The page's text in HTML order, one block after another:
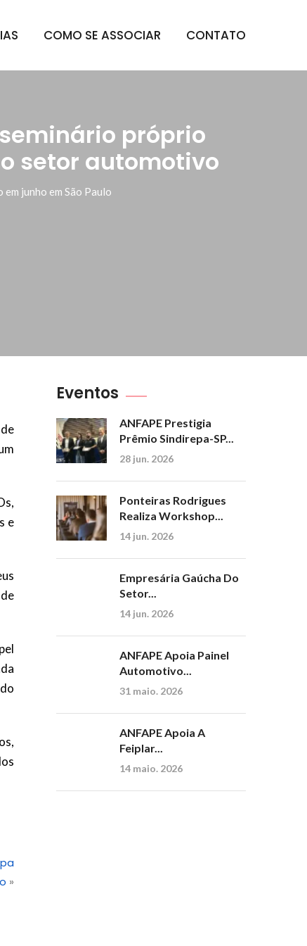
COMO SE ASSOCIAR CONTATO
próprio
setor automotivo
junho em São Paulo
e
»
Eventos
ANFAPE Prestigia
Prêmio Sindirepa-SP...
28 jun. 2026
Ponteiras Rodrigues
Realiza Workshop...
14 jun. 2026
Empresária Gaúcha Do
Setor...
14 jun. 2026
ANFAPE Apoia Painel
Automotivo...
31 maio. 2026
ANFAPE Apoia A
Feiplar...
14 maio. 2026